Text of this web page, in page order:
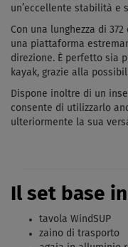
un’eccellente stabilità e
Con una lunghezza di
una piattaforma
direzione. È perfetto sia
kayak, grazie alla
Dispone inoltre di un
consente di utilizzarlo
ulteriormente la sua
resistente supporta una
ovunque e pronto all’uso
Caratteristiche tecniche
Il set base
tavola WindSUP
zaino di trasporto